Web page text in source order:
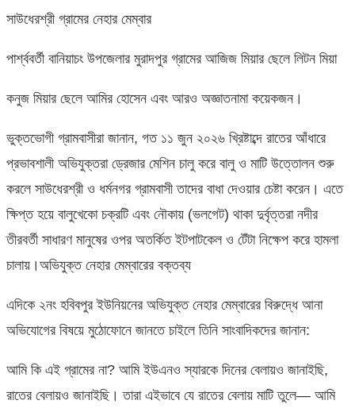
সাউধেরশ্রী গ্রামের নেহার মেম্বার
পার্শ্ববর্তী বানিয়াচং উপজেলার মুরাদপুর গ্রামের আজিজ মিয়ার ছেলে লিটন মিয়া
কনুজ মিয়ার ছেলে আমির হোসেন এবং আরও অজ্ঞাতনামা কয়েকজন।
ভুক্তভোগী গ্রামবাসীরা জানান, গত ১১ জুন ২০২৬ খ্রিষ্টাব্দে রাতের আঁধারে
প্রভাবশালী অভিযুক্তরা ড্রেজার মেশিন চালু করে বালু ও মাটি উত্তোলন শুরু
করলে সাউধেরশ্রী ও ধর্মনগর গ্রামবাসী তাদের বাধা দেওয়ার চেষ্টা করেন। এতে
ক্ষিপ্ত হয়ে বালুখেকো চক্রটি এবং নৌকায় (ভলগেট) থাকা দুর্বৃত্তরা নদীর
তীরবর্তী সাধারণ মানুষের ওপর অতর্কিত ইটপাটকেল ও টেঁটা নিক্ষেপ করে হামলা
চালায়।অভিযুক্ত নেহার মেম্বারের বক্তব্য
এদিকে ২নং হবিবপুর ইউনিয়নের অভিযুক্ত নেহার মেম্বারের বিরুদ্ধে আনা
অভিযোগের বিষয়ে মুঠোফোনে জানতে চাইলে তিনি সাংবাদিকদের জানান:
আমি কি এই গ্রামের না? আমি ইউএনও স্যারকে দিনের বেলায়ও জানাইছি,
রাতের বেলায়ও জানাইছি। তারা এইভাবে যে রাতের বেলায় মাটি তুলে— আমি